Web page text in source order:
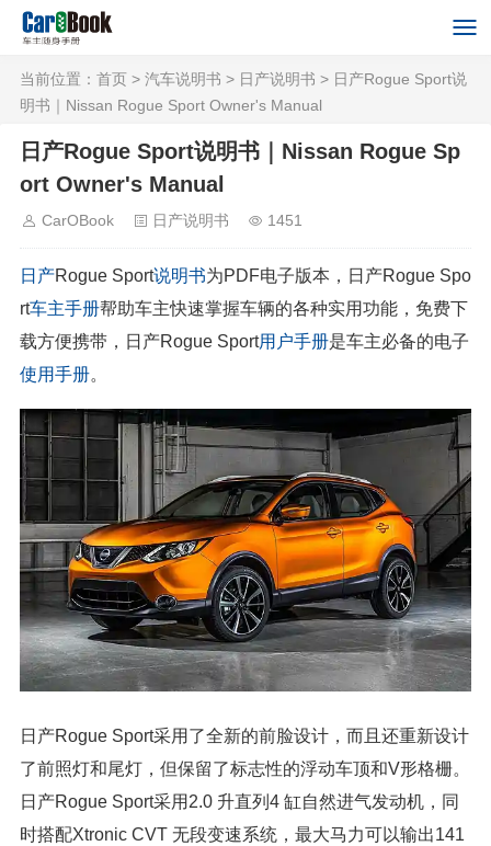
当前位置： 首页 > 汽车说明书 > 日产说明书 > 日产Rogue Sport说
明书｜Nissan Rogue Sport Owner's Manual
日产Rogue Sport说明书｜Nissan Rogue Sp
ort Owner's Manual
CarOBook 日产说明书 1451
日产Rogue Sport说明书为PDF电子版本，日产Rogue Spo
rt车主手册帮助车主快速掌握车辆的各种实用功能，免费下
载方便携带，日产Rogue Sport用户手册是车主必备的电子
使用手册。
日产Rogue Sport采用了全新的前脸设计，而且还重新设计
了前照灯和尾灯，但保留了标志性的浮动车顶和V形格栅。
日产Rogue Sport采用2.0 升直列4 缸自然进气发动机，同
时搭配Xtronic CVT 无段变速系统，最大马力可以输出141